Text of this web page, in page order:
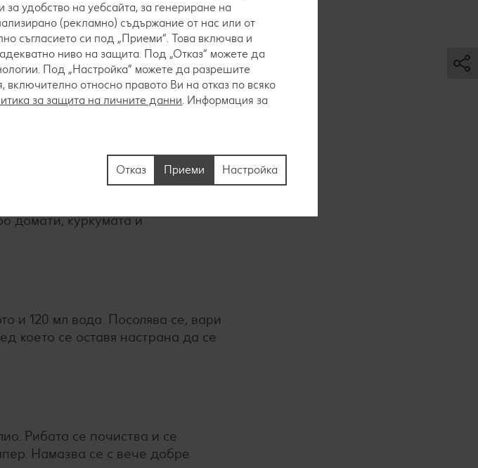
се почистват и нарязват на
се добавят ядките макадамия,
домати, куркумата и
и 120 мл вода. Посолява се, вари
което се оставя настрана да се
Рибата се почиства и се
Намазва се с вече добре
удобство на уебсайта, за генериране на
(рекламно) съдържание от нас или от
съгласието си под „Приеми“. Това включва и
ниво на защита. Под „Отказ“ можете да
Под „Настройка“ можете да разрешите
относно правото Ви на отказ по всяко
за защита на личните данни. Информация за
Настройка
Отказ Приеми